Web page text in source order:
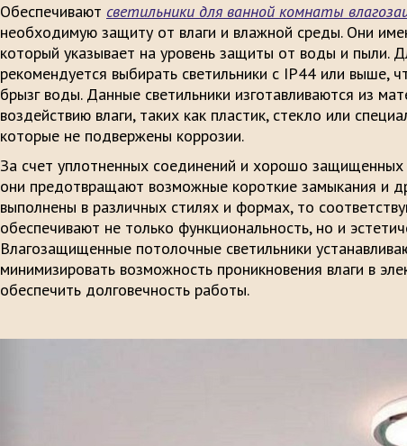
Обеспечивают светильники для ванной комнаты
необходимую защиту от влаги и влажной среды. Они
который указывает на уровень защиты от воды и пыли.
рекомендуется выбирать светильники с IP44 или выше,
брызг воды. Данные светильники изготавливаются из
воздействию влаги, таких как пластик, стекло или
которые не подвержены коррозии.
За счет уплотненных соединений и хорошо защищенных
они предотвращают возможные короткие замыкания и
выполнены в различных стилях и формах, то
обеспечивают не только функциональность, но и
Влагозащищенные потолочные светильники
минимизировать возможность проникновения влаги в
обеспечить долговечность работы.